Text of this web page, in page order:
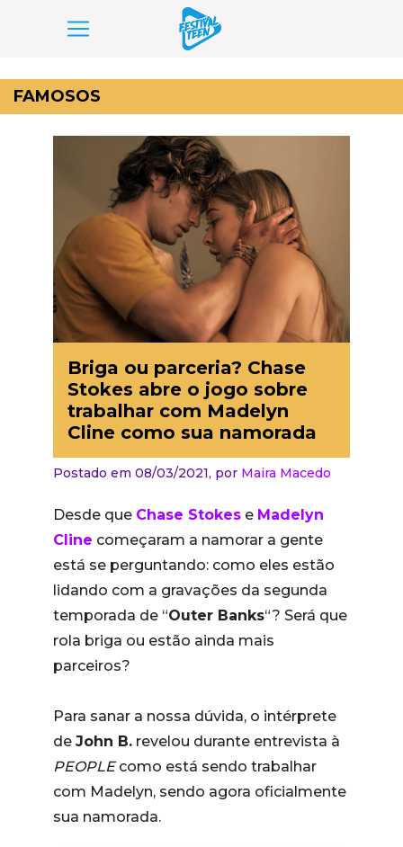
para
o
conteúdo
FAMOSOS
Briga ou parceria? Chase
Stokes abre o jogo sobre
trabalhar com Madelyn
Cline como sua namorada
Postado em 08/03/2021, por Maira Macedo
Desde que Chase Stokes e Madelyn
Cline começaram a namorar a gente
está se perguntando: como eles estão
lidando com a gravações da segunda
temporada de “Outer Banks“? Será que
rola briga ou estão ainda mais
parceiros?
Para sanar a nossa dúvida, o intérprete
de John B. revelou durante entrevista à
PEOPLEcomo está sendo trabalhar
com Madelyn, sendo agora oficialmente
sua namorada.